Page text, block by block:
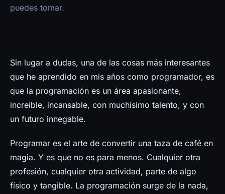
Blog
Manifiesto
Prensa
puedes tomar.
Sin lugar a dudas, una de las cosas más interesantes
que he aprendido en mis años como programador, es
que la programación es un área apasionante,
increíble, incansable, con muchísimo talento, y con
un futuro innegable.
Programar es el arte de convertir una taza de café en
magia. Y es que no es para menos. Cualquier otra
profesión, cualquier otra actividad, parte de algo
físico y tangible. La programación surge de la nada,